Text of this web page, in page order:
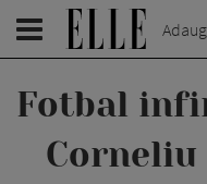
Fotbal
Corneliu